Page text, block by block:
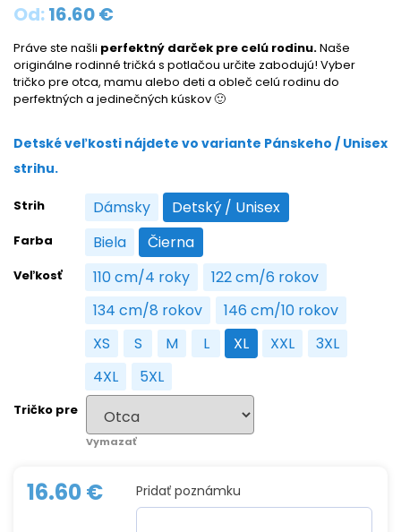
Od:16.60€
Práve ste našli perfektný darček pre celú rodinu.Naše
originálne rodinné tričká s potlačou určite zabodujú! Vyber
tričko pre otca, mamu alebo deti a obleč celú rodinu do
perfektných a jedinečných kúskov 🙂
Detské veľkosti nájdete vo variante Pánskeho / Unisex
strihu.
Strih Dámsky
Dámsky Detský / Unisex
Detský / Unisex
Farba Biela
Biela Čierna
Čierna
Veľkosť 110 cm/4 roky
110 cm/4 roky122 cm/6 rokov
122 cm/6 rokov
134 cm/8 rokov
134 cm/8 rokov146 cm/10 rokov
146 cm/10 rokov
XS
XS S
S M
M LL XL
XL XXL
XXL 3XL
3XL
4XL
4XL 5XL
5XL
Tričko pre
Vymazať
16.60€ Pridať poznámku